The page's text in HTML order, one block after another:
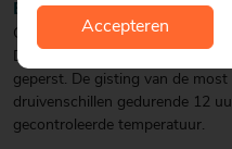
BIJZONDERHEDEN
Gemaakt van geselecteerde
De trossen worden ontsteeld,
geperst. De gisting van de
druivenschillen gedurende 12
gecontroleerde temperatuur.
Accepteren